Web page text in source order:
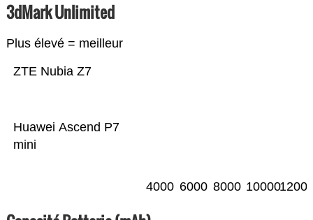
3dMark Unlimited
Plus élevé = meilleur
Huawei Ascend P7
mini
ZTE Nubia Z7
4000 6000 8000 10000